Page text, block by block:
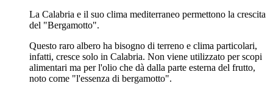
La Calabria e il suo clima mediterraneo permettono la crescita
del "Bergamotto".
Questo raro albero ha bisogno di terreno e clima particolari,
infatti, cresce solo in Calabria. Non viene utilizzato per scopi
alimentari ma per l'olio che dà dalla parte esterna del frutto,
noto come "l'essenza di bergamotto".